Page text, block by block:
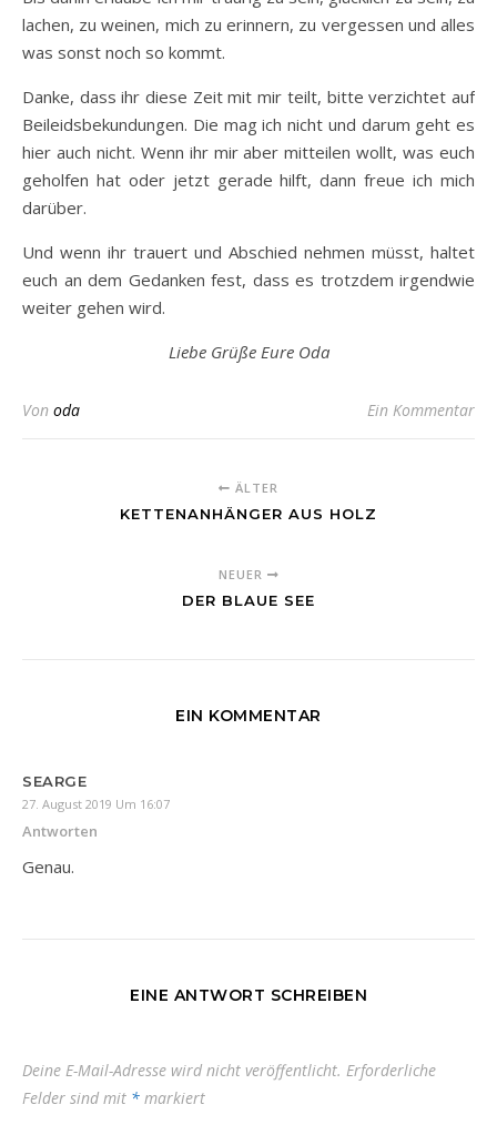
lachen, zu weinen, mich zu erinnern, zu vergessen und alles
was sonst noch so kommt.
Danke, dass ihr diese Zeit mit mir teilt, bitte verzichtet auf
Beileidsbekundungen. Die mag ich nicht und darum geht es
hier auch nicht. Wenn ihr mir aber mitteilen wollt, was euch
geholfen hat oder jetzt gerade hilft, dann freue ich mich
darüber.
Und wenn ihr trauert und Abschied nehmen müsst, haltet
euch an dem Gedanken fest, dass es trotzdem irgendwie
weiter gehen wird.
Liebe Grüße Eure Oda
Von oda Ein Kommentar
ÄLTER
KETTENANHÄNGER AUS HOLZ
NEUER
DER BLAUE SEE
EIN KOMMENTAR
SEARGE
27. August 2019 Um 16:07
Antworten
Genau.
EINE ANTWORT SCHREIBEN
Deine E-Mail-Adresse wird nicht veröffentlicht. Erforderliche
Felder sind mit * markiert